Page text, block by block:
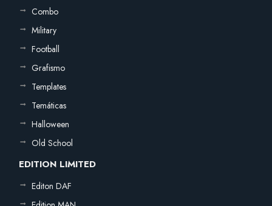
Combo
Military
Football
Grafismo
Templates
Temáticas
Halloween
Old School
EDITION LIMITED
Editon DAF